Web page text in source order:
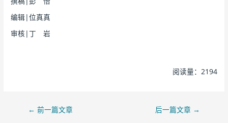
编辑|位真真
审核|丁 岩
阅读量：2194
← 前一篇文章 后一篇文章 →